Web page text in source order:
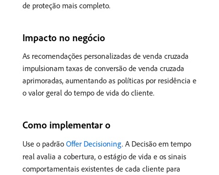
de proteção mais completo.
Impacto no negócio
As recomendações personalizadas de venda cruzada
impulsionam taxas de conversão de venda cruzada
aprimoradas, aumentando as políticas por residência e
o valor geral do tempo de vida do cliente.
Como implementar o
Use o padrão Offer Decisioning. A Decisão em tempo
real avalia a cobertura, o estágio de vida e os sinais
comportamentais existentes de cada cliente para